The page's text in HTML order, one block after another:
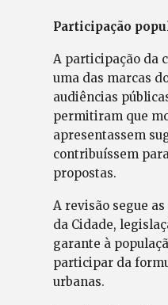
Participação
A participação da
uma das marcas
audiências
permitiram que
apresentassem
contribuíssem
propostas.
A revisão segue
da Cidade,
garante à
participar da
urbanas.